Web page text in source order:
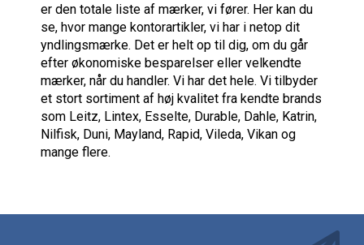
er den totale liste af mærker, vi fører. Her kan du
se, hvor mange kontorartikler, vi har i netop dit
yndlingsmærke. Det er helt op til dig, om du går
efter økonomiske besparelser eller velkendte
mærker, når du handler. Vi har det hele. Vi tilbyder
et stort sortiment af høj kvalitet fra kendte brands
som Leitz, Lintex, Esselte, Durable, Dahle, Katrin,
Nilfisk, Duni, Mayland, Rapid, Vileda, Vikan og
mange flere.